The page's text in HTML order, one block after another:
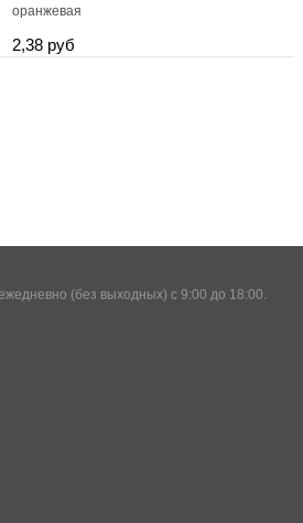
оранжевая
2,38 руб
(без выходных) с 9:00 до 18:00.